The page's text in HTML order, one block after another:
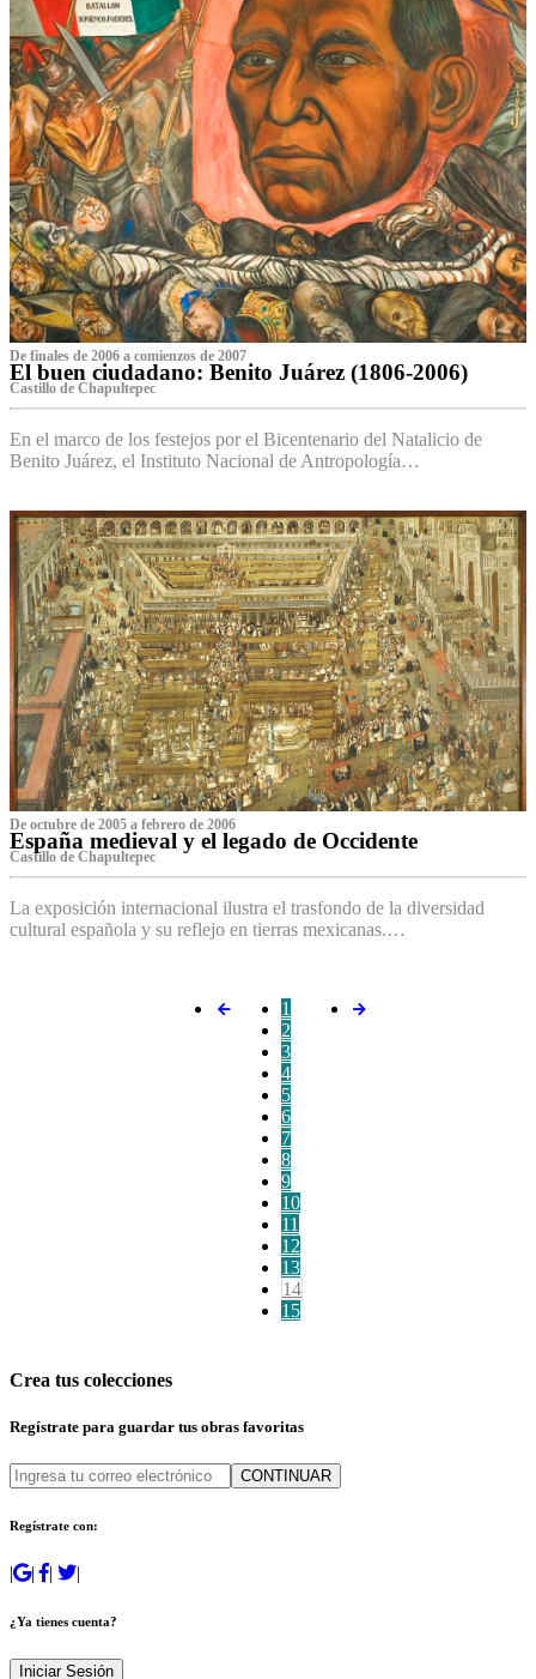
De finales de 2006 a comienzos de 2007
El buen ciudadano: Benito Juárez (1806-2006)
Castillo de Chapultepec
En el marco de los festejos por el Bicentenario del Natalicio de
Benito Juárez, el Instituto Nacional de Antropología…
De octubre de 2005 a febrero de 2006
España medieval y el legado de Occidente
Castillo de Chapultepec
La exposición internacional ilustra el trasfondo de la diversidad
cultural española y su reflejo en tierras mexicanas.…
1
2
3
4
5
6
7
8
9
10
11
12
13
14
15
Crea tus colecciones
Regístrate para guardar tus obras favoritas
CONTINUAR
Regístrate con:
| | | |
¿Ya tienes cuenta?
Iniciar Sesión